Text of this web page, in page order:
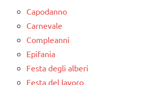
ARTICOLI
Capodanno
Carnevale
Compleanni
Epifania
Festa degli alberi
Festa del lavoro